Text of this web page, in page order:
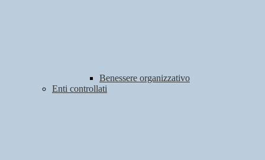
Benessere organizzativo
Enti controllati